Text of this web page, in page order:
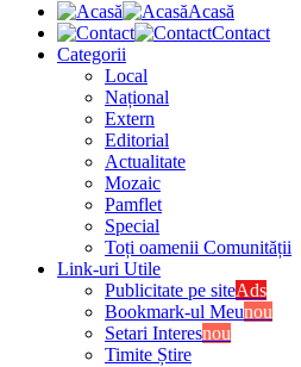
Acasă
Contact
Categorii
Local
Național
Extern
Editorial
Actualitate
Mozaic
Pamflet
Special
Toți oamenii Comunității
Link-uri Utile
Publicitate pe siteAds
Bookmark-ul Meunou
Setari Interesnou
Timite Știre